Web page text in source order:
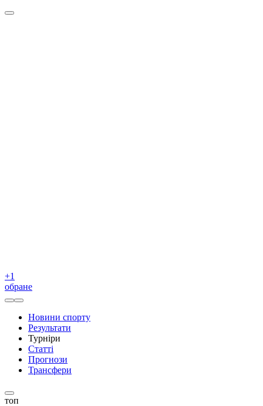
+1
обране
Новини спорту
Результати
Турніри
Статті
Прогнози
Трансфери
топ